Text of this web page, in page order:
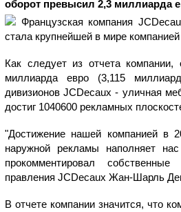
оборот превысил 2,3 миллиарда
Французская компания
стала крупнейшей в мире
Как следует из отчета
миллиарда евро (3,115
дивизионов JCDecaux - уличная
достиг 1040600 рекламных
"Достижение нашей компанией в
наружной рекламы наполняет
прокомментировал
правления JCDecaux Жан-Шарль
В отчете компании значится, что